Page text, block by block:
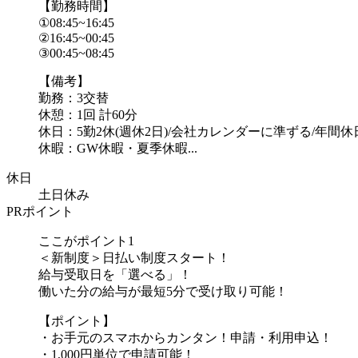
【勤務時間】
①08:45~16:45
②16:45~00:45
③00:45~08:45
【備考】
勤務：3交替
休憩：1回 計60分
休日：5勤2休(週休2日)/会社カレンダーに準ずる/年間休
休暇：GW休暇・夏季休暇...
休日
土日休み
PRポイント
ここがポイント1
＜新制度＞日払い制度スタート！
給与受取日を「選べる」！
働いた分の給与が最短5分で受け取り可能！
【ポイント】
・お手元のスマホからカンタン！申請・利用申込！
・1,000円単位で申請可能！